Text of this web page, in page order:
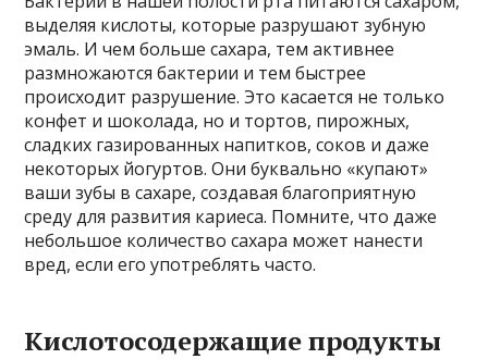
выделяя кислоты, которые разрушают зубную
эмаль. И чем больше сахара, тем активнее
размножаются бактерии и тем быстрее
происходит разрушение. Это касается не только
конфет и шоколада, но и тортов, пирожных,
сладких газированных напитков, соков и даже
некоторых йогуртов. Они буквально «купают»
ваши зубы в сахаре, создавая благоприятную
среду для развития кариеса. Помните, что даже
небольшое количество сахара может нанести
вред, если его употреблять часто.
Кислотосодержащие продукты